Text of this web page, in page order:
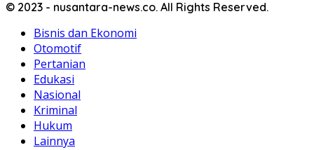
© 2023 - nusantara-news.co. All Rights Reserved.
Bisnis dan Ekonomi
Otomotif
Pertanian
Edukasi
Nasional
Kriminal
Hukum
Lainnya